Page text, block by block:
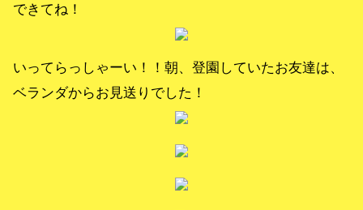
できてね！
いってらっしゃーい！！朝、登園していたお友達は、
ベランダからお見送りでした！